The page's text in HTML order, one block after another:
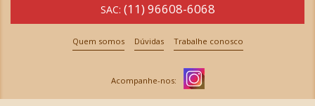
SAC: (11) 96608-6068
Quem somos Dúvidas Trabalhe conosco